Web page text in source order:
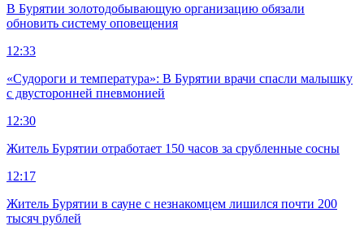
В Бурятии золотодобывающую организацию обязали
обновить систему оповещения
12:33
«Судороги и температура»: В Бурятии врачи спасли малышку
с двусторонней пневмонией
12:30
Житель Бурятии отработает 150 часов за срубленные сосны
12:17
Житель Бурятии в сауне с незнакомцем лишился почти 200
тысяч рублей